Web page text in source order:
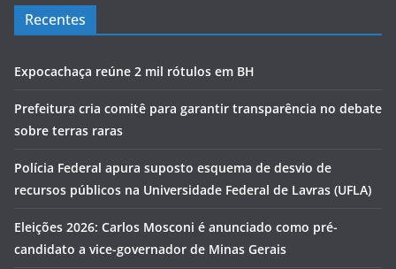
Recentes
Expocachaça reúne 2 mil rótulos em BH
Prefeitura cria comitê para garantir transparência no debate
sobre terras raras
Polícia Federal apura suposto esquema de desvio de
recursos públicos na Universidade Federal de Lavras (UFLA)
Eleições 2026: Carlos Mosconi é anunciado como pré-
candidato a vice-governador de Minas Gerais